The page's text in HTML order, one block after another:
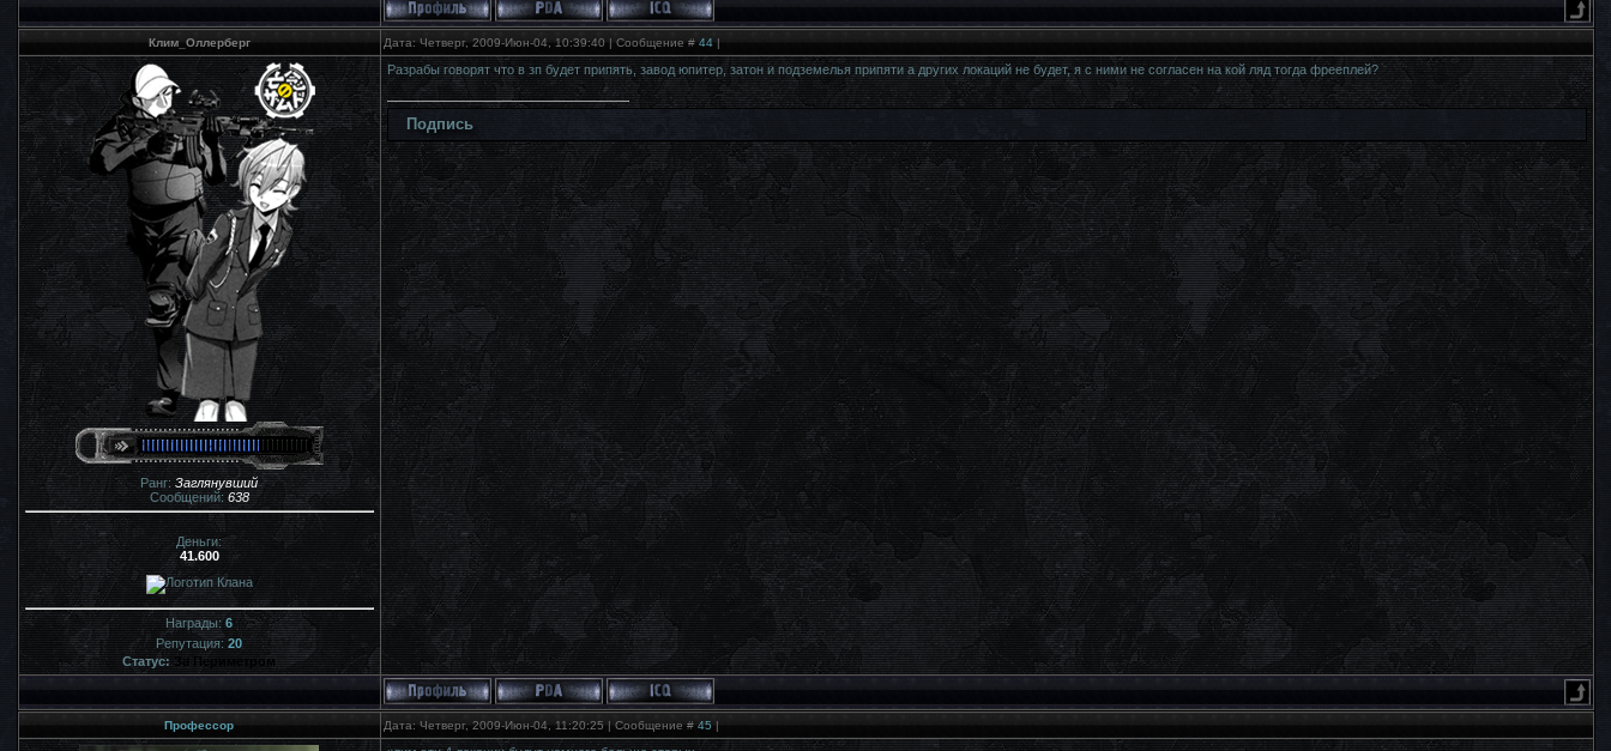
Клим_Оллерберг Дата: Четверг, 2009-Июн-04, 10:39:40 | Сообщение # 44|
Ранг: Заглянувший
Сообщений: 638
Деньги:
41.600
Награды:6
Репутация: 20
Статус: За Периметром
Разрабы говорят что в зп будет припять, завод юпитер, затон и подземелья припяти а других локаций не будет, я с ними не согласен на кой ляд тогда фрееплей?
Подпись
Профессор Дата: Четверг, 2009-Июн-04, 11:20:25 | Сообщение # 45 |